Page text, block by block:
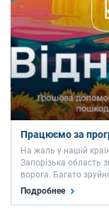
Працюємо за
На жаль у нашій
Запорізька область
ворога. Багато
криза. Багато хто
доводиться
Подробнее